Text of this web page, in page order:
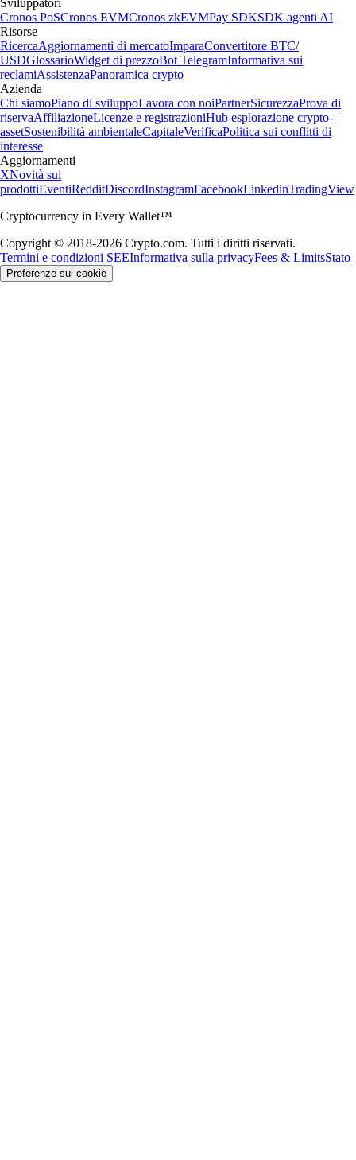
Sviluppatori
Cronos PoSCronos EVMCronos zkEVMPay SDKSDK agenti AI
Risorse
RicercaAggiornamenti di mercatoImparaConvertitore BTC/
USDGlossarioWidget di prezzoBot TelegramInformativa sui
reclamiAssistenzaPanoramica crypto
Azienda
Chi siamoPiano di sviluppoLavora con noiPartnerSicurezzaProva di
riservaAffiliazioneLicenze e registrazioniHub esplorazione crypto-
assetSostenibilità ambientaleCapitaleVerificaPolitica sui conflitti di
interesse
Aggiornamenti
XNovità sui
prodottiEventiRedditDiscordInstagramFacebookLinkedinTradingView
Cryptocurrency in Every Wallet™
Copyright © 2018-2026 Crypto.com. Tutti i diritti riservati.
Termini e condizioni SEEInformativa sulla privacyFees & LimitsStato
Preferenze sui cookie